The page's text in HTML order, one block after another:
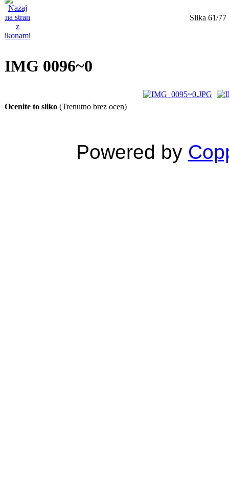
Slika 61/77
IMG 0096~0
Ocenite to sliko (Trenutno brez ocen)
Powered by